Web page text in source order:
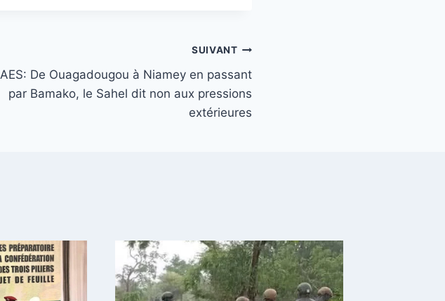
SUIVANT
AES: De Ouagadougou à Niamey en passant
par Bamako, le Sahel dit non aux pressions
extérieures